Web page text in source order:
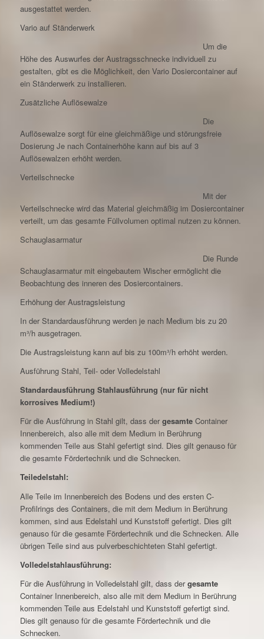
ausgestattet werden.
Vario auf Ständerwerk
Um die
Höhe des Auswurfes der Austragsschnecke individuell zu
gestalten, gibt es die Möglichkeit, den Vario Dosiercontainer auf
ein Ständerwerk zu installieren.
Zusätzliche Auflösewalze
Die
Auflösewalze sorgt für eine gleichmäßige und störungsfreie
Dosierung Je nach Containerhöhe kann auf bis auf 3
Auflösewalzen erhöht werden.
Verteilschnecke
Mit der
Verteilschnecke wird das Material gleichmäßig im Dosiercontainer
verteilt, um das gesamte Füllvolumen optimal nutzen zu können.
Schauglasarmatur
Die Runde
Schauglasarmatur mit eingebautem Wischer ermöglicht die
Beobachtung des inneren des Dosiercontainers.
Erhöhung der Austragsleistung
In der Standardausführung werden je nach Medium bis zu 20
m³/h ausgetragen.
Die Austragsleistung kann auf bis zu 100m³/h erhöht werden.
Ausführung Stahl, Teil- oder Volledelstahl
Standardausführung Stahlausführung (nur für nicht
korrosives Medium!)
Für die Ausführung in Stahl gilt, dass der gesamteContainer
Innenbereich, also alle mit dem Medium in Berührung
kommenden Teile aus Stahl gefertigt sind. Dies gilt genauso für
die gesamte Fördertechnik und die Schnecken.
Teiledelstahl:
Alle Teile im Innenbereich des Bodens und des ersten C-
Profilrings des Containers, die mit dem Medium in Berührung
kommen, sind aus Edelstahl und Kunststoff gefertigt. Dies gilt
genauso für die gesamte Fördertechnik und die Schnecken. Alle
übrigen Teile sind aus pulverbeschichteten Stahl gefertigt.
Volledelstahlausführung:
Für die Ausführung in Volledelstahl gilt, dass dergesamte
Container Innenbereich, also alle mit dem Medium in Berührung
kommenden Teile aus Edelstahl und Kunststoff gefertigt sind.
Dies gilt genauso für die gesamte Fördertechnik und die
Schnecken.